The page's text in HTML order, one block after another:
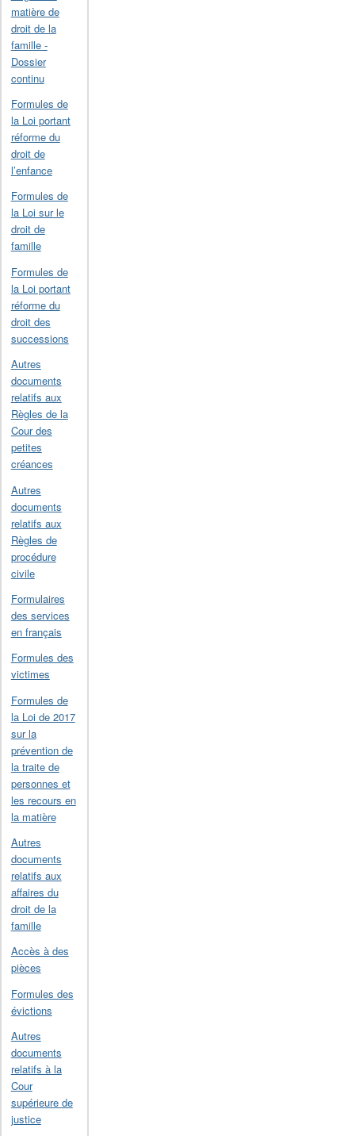
matière de
droit de la
famille -
Dossier
continu
Formules de
la Loi portant
réforme du
droit de
l’enfance
Formules de
la Loi sur le
droit de
famille
Formules de
la Loi portant
réforme du
droit des
successions
Autres
documents
relatifs aux
Règles de la
Cour des
petites
créances
Autres
documents
relatifs aux
Règles de
procédure
civile
Formulaires
des services
en français
Formules des
victimes
Formules de
la Loi de 2017
sur la
prévention de
la traite de
personnes et
les recours en
la matière
Autres
documents
relatifs aux
affaires du
droit de la
famille
Accès à des
pièces
Formules des
évictions
Autres
documents
relatifs à la
Cour
supérieure de
justice